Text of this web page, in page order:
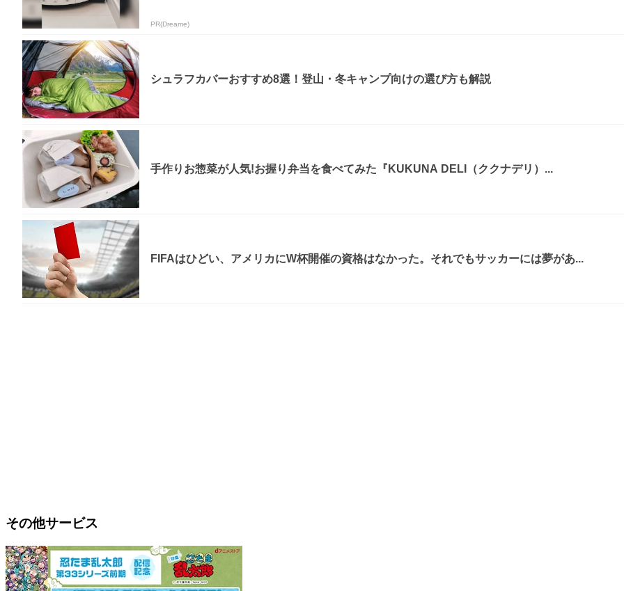
PR(Dreame)
シュラフカバーおすすめ8選！登山・冬キャンプ向けの選び方も解説
手作りお惣菜が人気!お握り弁当を食べてみた『KUKUNA DELI（ククナデリ）...
FIFAはひどい、アメリカにW杯開催の資格はなかった。それでもサッカーには夢があ...
その他サービス